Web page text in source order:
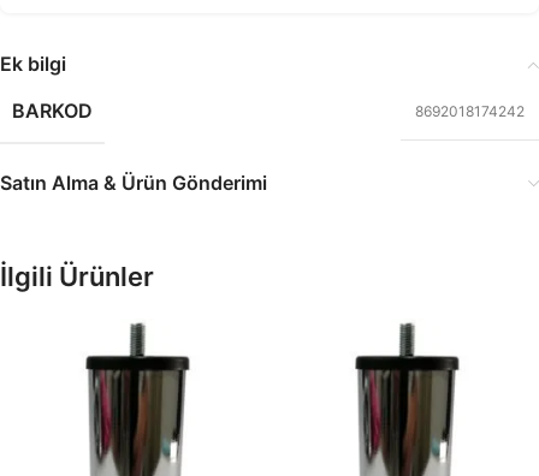
Ek bilgi
BARKOD
8692018174242
Satın Alma & Ürün Gönderimi
İlgili Ürünler